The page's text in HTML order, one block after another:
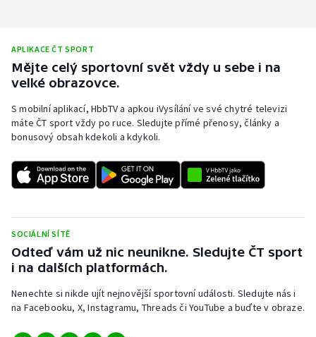
Rychlostní kanoistika
Short track
Stolní tenis
Triatlon
Veslování
Vodní slalom
APLIKACE ČT SPORT
Mějte celý sportovní svět vždy u sebe i na
velké obrazovce.
S mobilní aplikací, HbbTV a apkou iVysílání ve své chytré televizi
máte ČT sport vždy po ruce. Sledujte přímé přenosy, články a
bonusový obsah kdekoli a kdykoli.
SOCIÁLNÍ SÍTĚ
Odteď vám už nic neunikne. Sledujte ČT sport
i na dalších platformách.
Nenechte si nikde ujít nejnovější sportovní události. Sledujte nás i
na Facebooku, X, Instagramu, Threads či YouTube a buďte v obraze.